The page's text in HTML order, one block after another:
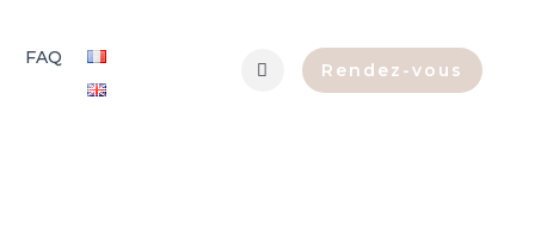
FAQ
Rendez-vous